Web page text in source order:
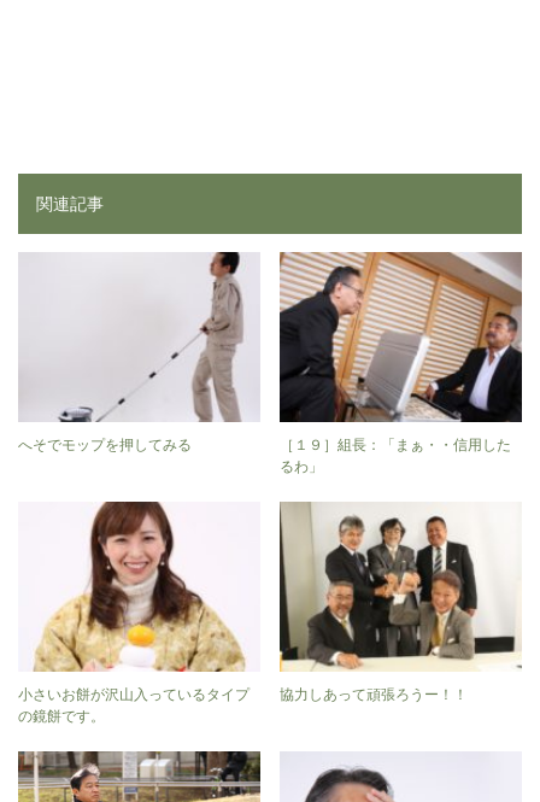
関連記事
へそでモップを押してみる
［１９］組長：「まぁ・・信用した
るわ」
小さいお餅が沢山入っているタイプ
の鏡餅です。
協力しあって頑張ろうー！！